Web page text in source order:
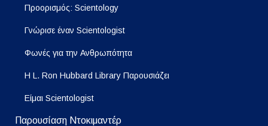
Προορισμός: Scientology
Γνώρισε έναν Scientologist
Φωνές για την Ανθρωπότητα
Η L. Ron Hubbard Library Παρουσιάζει
Είμαι Scientologist
Παρουσίαση Ντοκιμαντέρ